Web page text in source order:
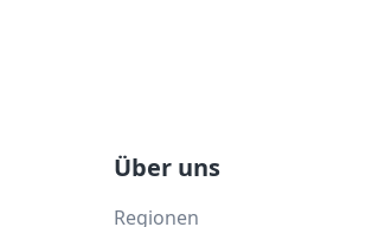
Über uns
Regionen